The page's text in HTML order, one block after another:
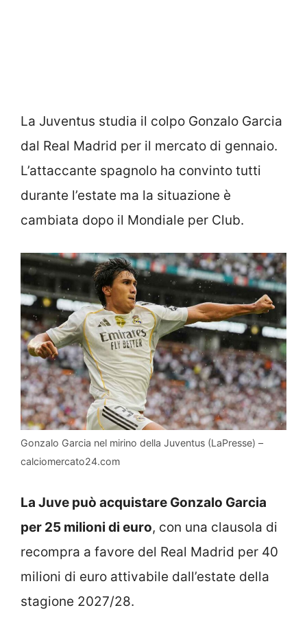
La Juventus studia il colpo Gonzalo Garcia
dal Real Madrid per il mercato di gennaio.
L’attaccante spagnolo ha convinto tutti
durante l’estate ma la situazione è
cambiata dopo il Mondiale per Club.
Gonzalo Garcia nel mirino della Juventus (LaPresse) –
calciomercato24.com
La Juve può acquistare Gonzalo Garcia
per 25 milioni di euro, con una clausola di
recompra a favore del Real Madrid per 40
milioni di euro attivabile dall’estate della
stagione 2027/28.